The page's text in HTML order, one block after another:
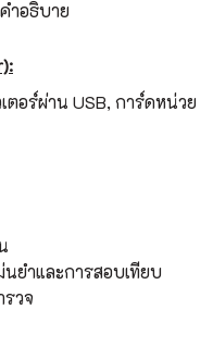
ำอธิบาย
อร์ผ่าน USB, การ์ดหน่วย
ยำและการสอบเทียบ
วจ